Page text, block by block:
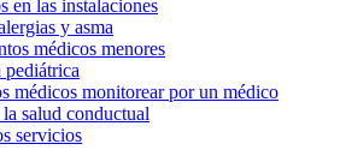
en las instalaciones
y asma
médicos menores
médicos monitorear por un médico
salud conductual
servicios